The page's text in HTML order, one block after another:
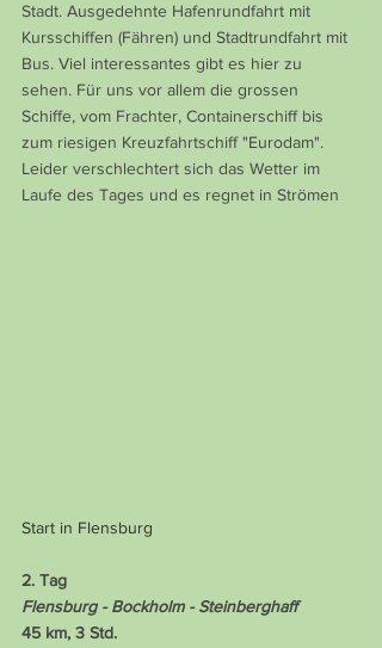
Stadt. Ausgedehnte Hafenrundfahrt mit
Kursschiffen (Fähren) und Stadtrundfahrt mit
Bus. Viel interessantes gibt es hier zu
sehen. Für uns vor allem die grossen
Schiffe, vom Frachter, Containerschiff bis
zum riesigen Kreuzfahrtschiff "Eurodam".
Leider verschlechtert sich das Wetter im
Laufe des Tages und es regnet in Strömen
Start in Flensburg
2. Tag
Flensburg - Bockholm - Steinberghaff
45 km, 3 Std.